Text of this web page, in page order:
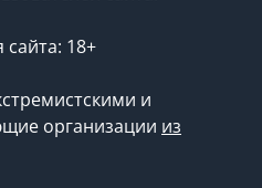
сайта: 18+
и
организации из